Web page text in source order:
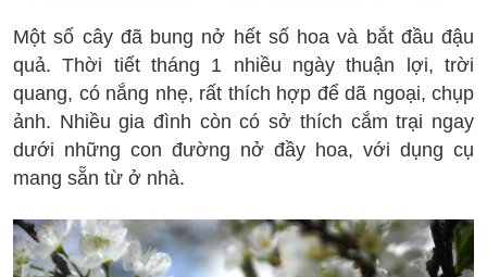
Một số cây đã bung nở hết số hoa và bắt đầu đậu
quả. Thời tiết tháng 1 nhiều ngày thuận lợi, trời
quang, có nắng nhẹ, rất thích hợp để dã ngoại, chụp
ảnh. Nhiều gia đình còn có sở thích cắm trại ngay
dưới những con đường nở đầy hoa, với dụng cụ
mang sẵn từ ở nhà.